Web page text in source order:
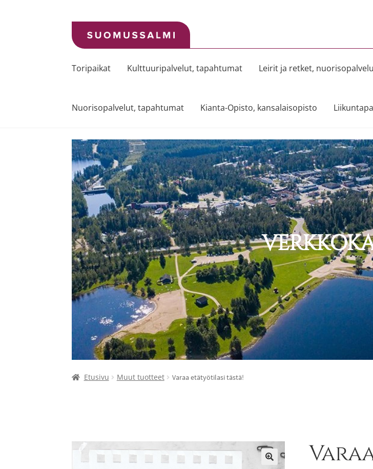
navigointiin
sisältöön
Toripaikat Kulttuuripalvelut, tapahtumat Leirit ja retket,
Nuorisopalvelut, tapahtumat Kianta-Opisto, kansalaisopisto
Etusivu Muut tuotteet Varaa etätyötilasi tästä!